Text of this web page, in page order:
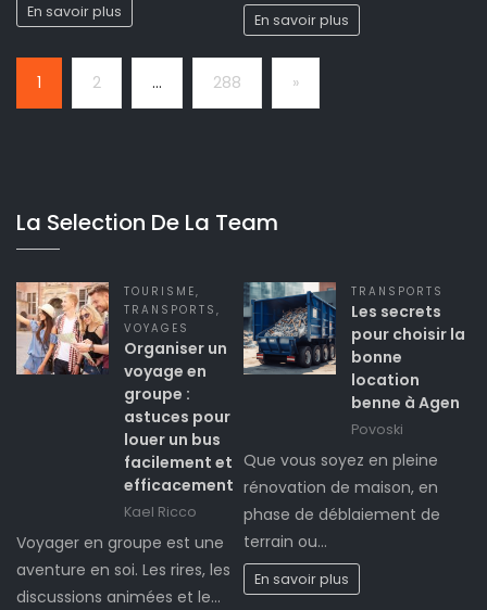
En savoir plus En savoir plus
1 2 … 288 Next
»
La Selection De La Team
TOURISME,
TRANSPORTS ,
VOYAGES
Organiser un
voyage en
groupe :
astuces pour
louer un bus
facilement et
efficacement
Kael Ricco
Voyager en groupe est une
aventure en soi. Les rires, les
discussions animées et le…
TRANSPORTS
Les secrets
pour choisir la
bonne
location
benne à Agen
Povoski
Que vous soyez en pleine
rénovation de maison, en
phase de déblaiement de
terrain ou…
En savoir plus